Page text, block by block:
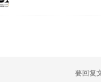
要回复